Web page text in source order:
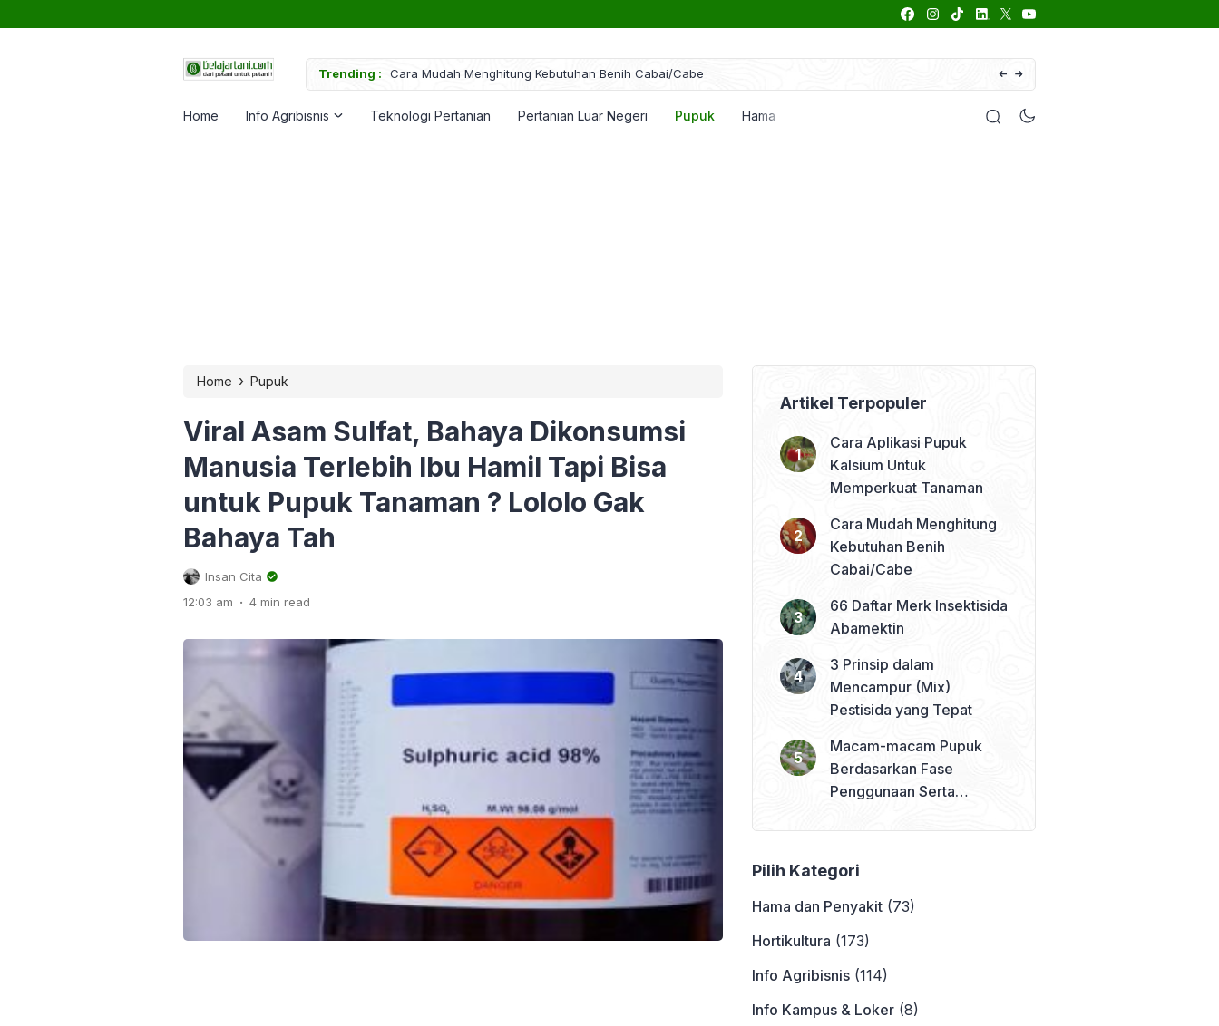
Trending : Cara Mudah Menghitung Kebutuhan Benih Cabai/Cabe 66 Daftar Merk Insektisida Abamektin
Home Info Agribisnis Teknologi Pertanian Pertanian Luar Negeri Pupuk Hama dan Penyakit Manfaat Tanaman
Home › Pupuk
Viral Asam Sulfat, Bahaya Dikonsumsi
Manusia Terlebih Ibu Hamil Tapi Bisa
untuk Pupuk Tanaman ? Lololo Gak
Bahaya Tah
Insan Cita
12:03 am . 4 min read
Artikel Terpopuler
Cara Aplikasi Pupuk
Kalsium Untuk
Memperkuat Tanaman
Cara Mudah Menghitung
Kebutuhan Benih
Cabai/Cabe
66 Daftar Merk Insektisida
Abamektin
3 Prinsip dalam
Mencampur (Mix)
Pestisida yang Tepat
Macam-macam Pupuk
Berdasarkan Fase
Penggunaan Serta
Pilih Kategori
Hama dan Penyakit(73)
Hortikultura (173)
Info Agribisnis(114)
Info Kampus & Loker(8)